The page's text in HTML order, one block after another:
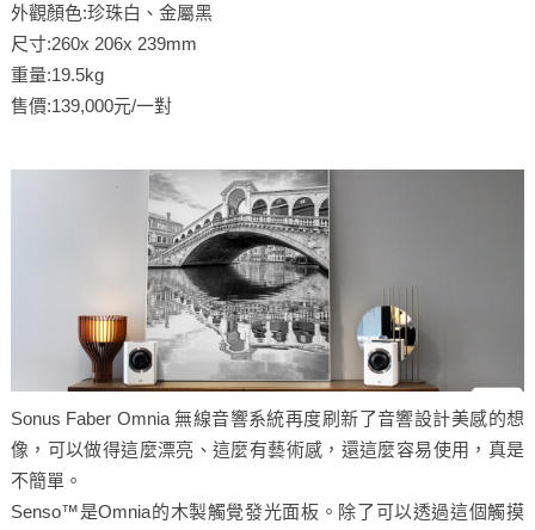
外觀顏色:珍珠白、金屬黑
尺寸:260x 206x 239mm
重量:19.5kg
售價:139,000元/一對
Sonus Faber Omnia 無線音響系統再度刷新了音響設計美感的想
像，可以做得這麼漂亮、這麼有藝術感，還這麼容易使用，真是
不簡單。
Senso™是Omnia的木製觸覺發光面板。除了可以透過這個觸摸